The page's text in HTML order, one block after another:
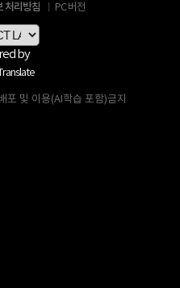
처리방침 PC 버전
by
및 이용(AI학습 포함)금지